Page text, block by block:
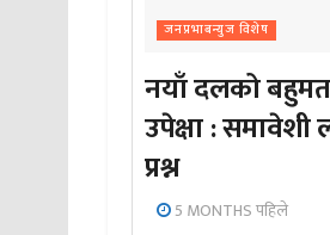
जनप्रभाबन्युज विशेष
नयाँ दलको
उपेक्षा : समावेशी
प्रश्न
5 MONTHS पहिले